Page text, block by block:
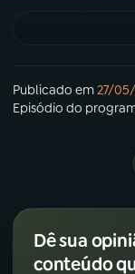
08PRÊMIO
ACOMPANHE A
Instagram
Publicado em27/
Episódio do
Dê sua
conteúdo